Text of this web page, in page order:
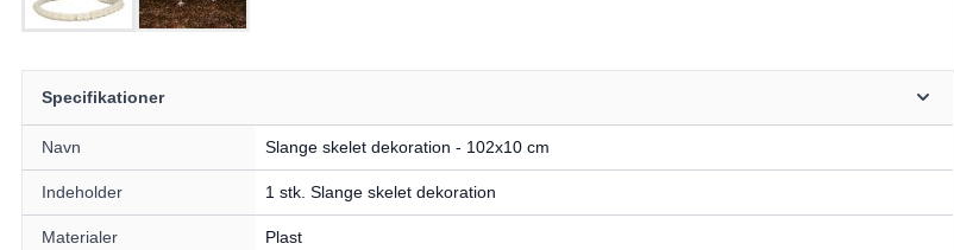
Specifikationer
Navn Slange skelet dekoration - 102x10 cm
Indeholder 1 stk. Slange skelet dekoration
Materialer Plast